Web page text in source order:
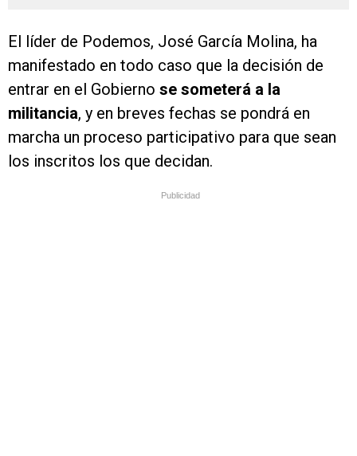
El líder de Podemos, José García Molina, ha
manifestado en todo caso que la decisión de
entrar en el Gobierno se someterá a la
militancia, y en breves fechas se pondrá en
marcha un proceso participativo para que sean
los inscritos los que decidan.
Publicidad